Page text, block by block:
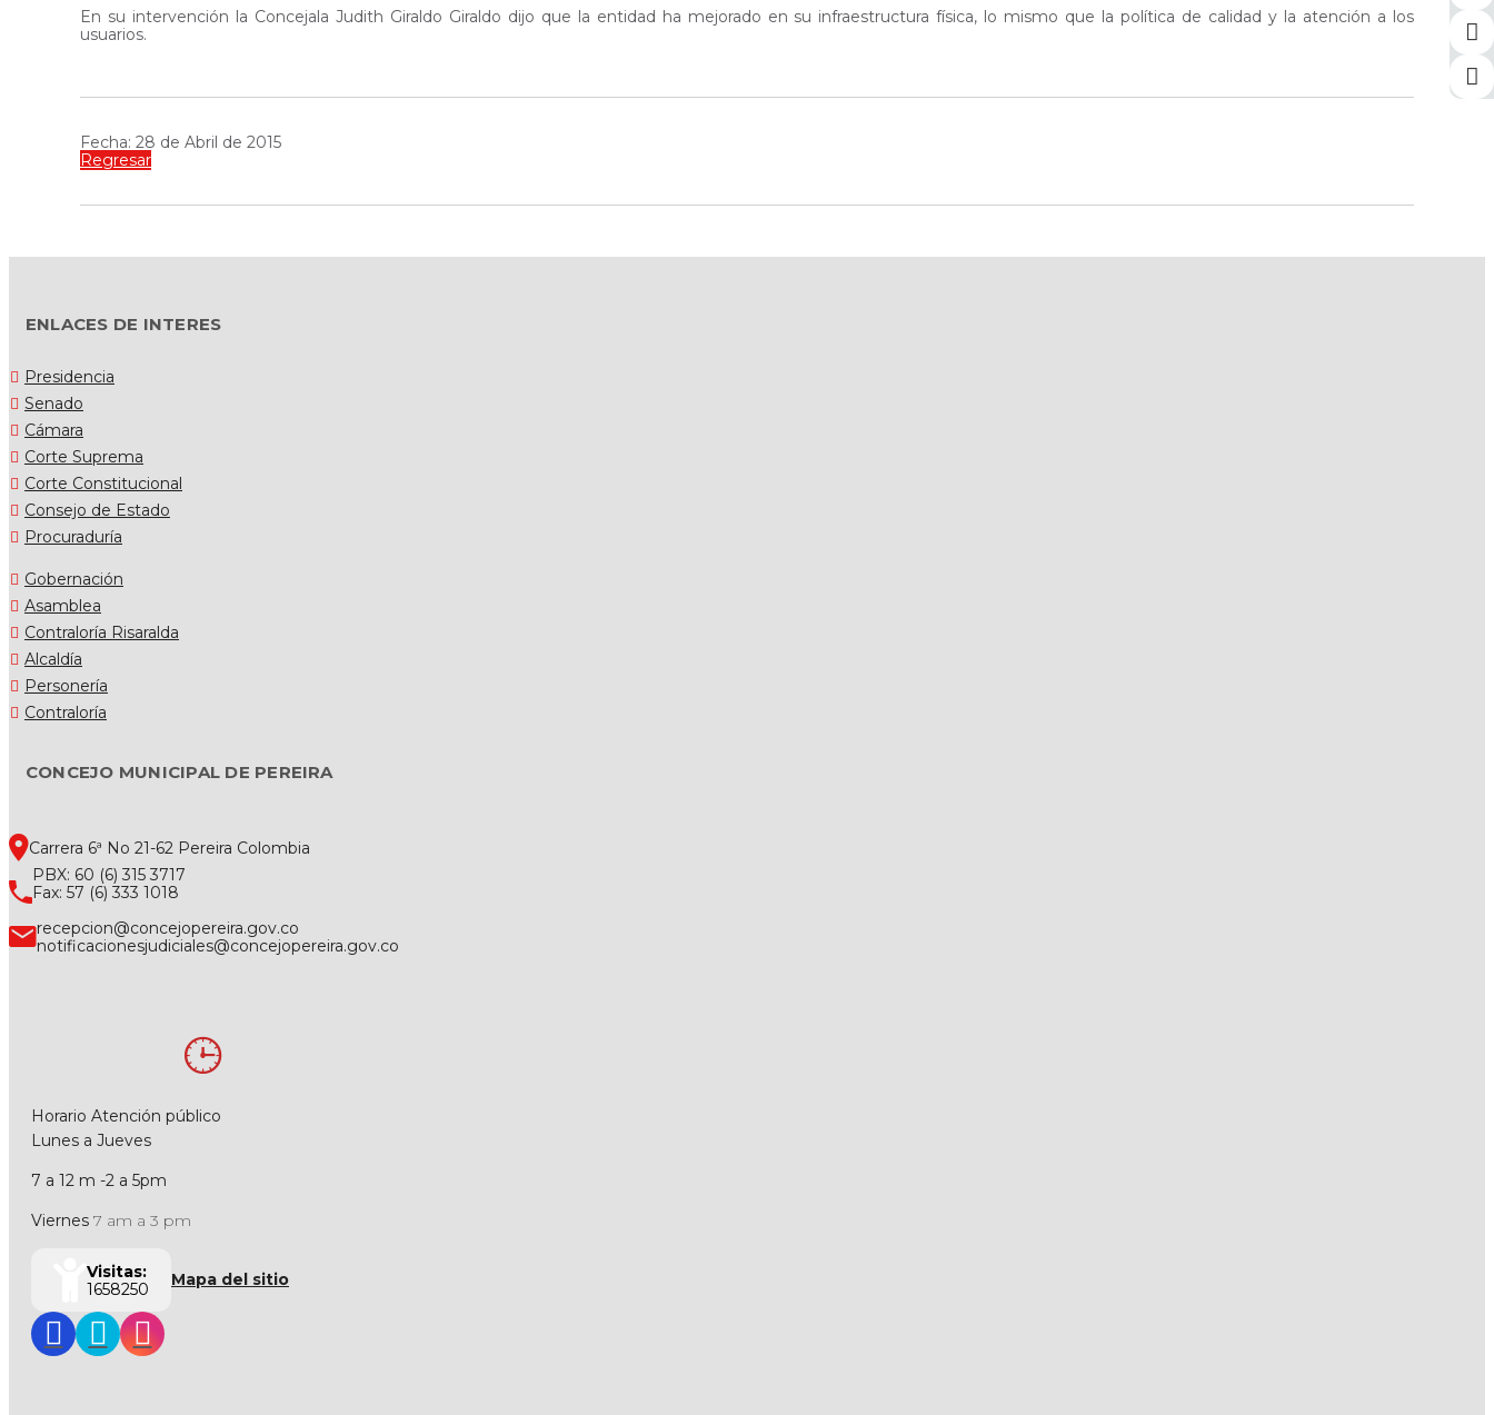
En su intervención la Concejala Judith Giraldo Giraldo dijo que la entidad ha mejorado en su infraestructura física, lo mismo que la política de calidad y la atención a los
usuarios.
Fecha: 28 de Abril de 2015
Regresar
ENLACES DE INTERES
Presidencia
Senado
Cámara
Corte Suprema
Corte Constitucional
Consejo de Estado
Procuraduría
Gobernación
Asamblea
Contraloría Risaralda
Alcaldía
Personería
Contraloría
CONCEJO MUNICIPAL DE PEREIRA
Carrera 6ª No 21-62 Pereira Colombia
PBX: 60 (6) 315 3717
Fax: 57 (6) 333 1018
recepcion@concejopereira.gov.co
notificacionesjudiciales@concejopereira.gov.co
Horario Atención público
Lunes a Jueves
7 a 12 m -2 a 5pm
Viernes 7 am a 3 pm
Visitas:
1658250
Mapa del sitio